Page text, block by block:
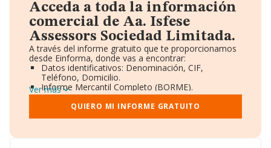
Acceda a toda la información
comercial de Aa. Isfese
Assessors Sociedad Limitada.
A través del informe gratuito que te proporcionamos
desde Einforma, donde vas a encontrar:
Datos identificativos: Denominación, CIF,
Teléfono, Domicilio.
Informe Mercantil Completo (BORME).
Gráficos de Evolución Ventas y Empleados.
Consejo de Administración y Administradores.
Directivos y Ejecutivos.
Ver más
QUIERO MI INFORME GRATUITO